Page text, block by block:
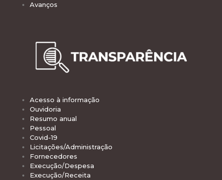
Avanços
Acesso à informação
Ouvidoria
Resumo anual
Pessoal
Covid-19
Licitações/Administração
Fornecedores
Execução/Despesa
Execução/Receita